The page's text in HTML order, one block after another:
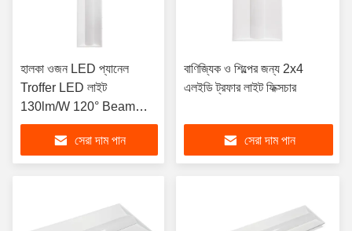
হালকা ওজন LED প্যানেল
Troffer LED লাইট
130lm/W 120° Beam
Angle
সেরা দাম পান
বাণিজ্যিক ও শিল্পের জন্য 2x4
এলইডি ট্রফার লাইট ফিক্সচার
সেরা দাম পান